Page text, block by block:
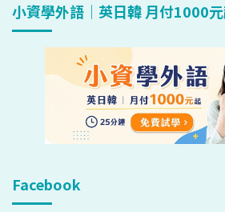
小資學外語｜英日韓 月付1000
Facebook